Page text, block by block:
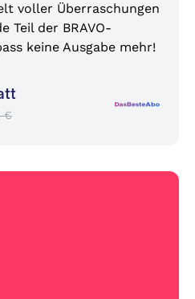
voller Überraschungen
Teil der BRAVO-
keine Ausgabe mehr!
€